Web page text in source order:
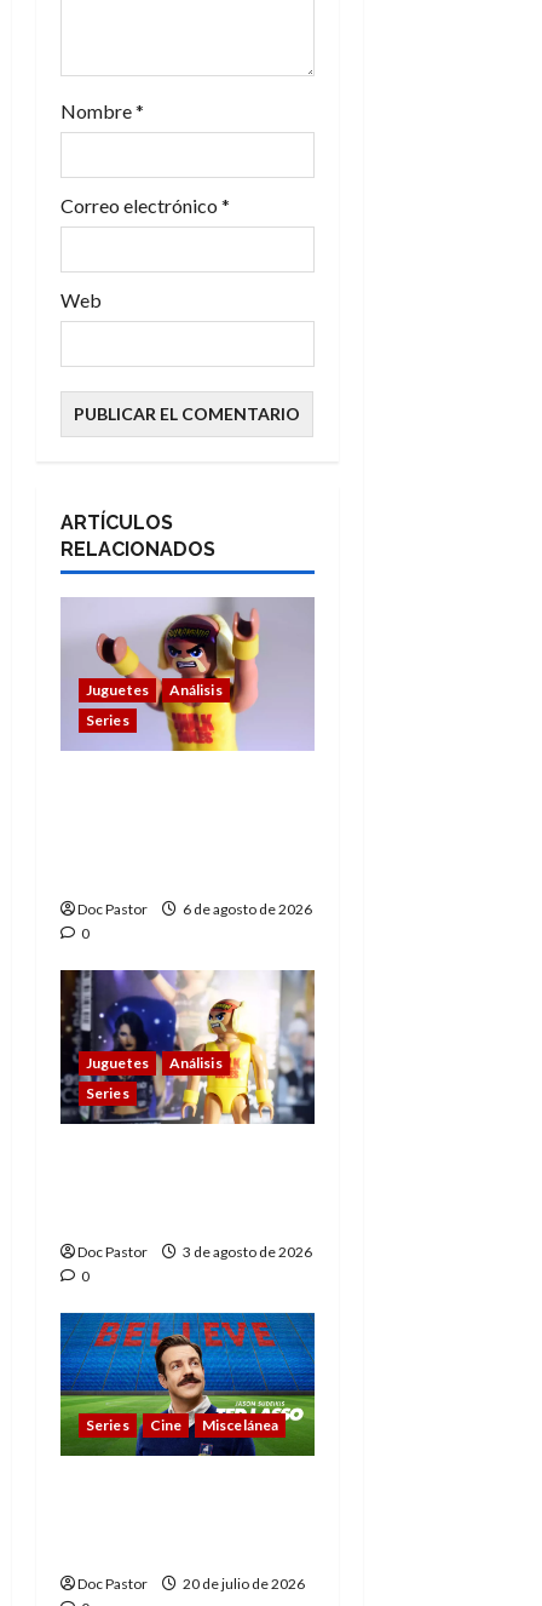
d
a
s
Nombre*
Correo electrónico *
Web
ARTÍCULOS
RELACIONADOS
Juguetes
Análisis
Series
Doc Pastor
6 de agosto de 2026
0
Juguetes
Análisis
Series
Doc Pastor
3 de agosto de 2026
0
Series Cine Miscelánea
Doc Pastor
20 de julio de 2026